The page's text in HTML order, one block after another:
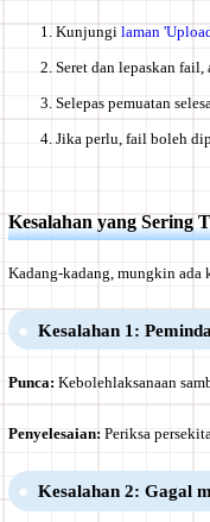
Kunjungi laman
Seret dan lepaskan
Selepas pemuatan
Jika perlu, fail boleh
Kesalahan yang Sering
Kadang-kadang, mungkin ada
Kesalahan 1:
Punca: Kebolehlaksanaan
Penyelesaian: Periksa
Kesalahan 2: Gagal